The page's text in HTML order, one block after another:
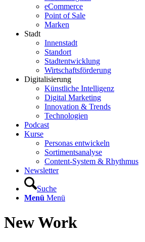
eCommerce
Point of Sale
Marken
Stadt
Innenstadt
Standort
Stadtentwicklung
Wirtschaftsförderung
Digitalisierung
Künstliche Intelligenz
Digital Marketing
Innovation & Trends
Technologien
Podcast
Kurse
Personas entwickeln
Sortimentsanalyse
Content-System & Rhythmus
Newsletter
Suche
Menü Menü
New Work